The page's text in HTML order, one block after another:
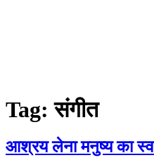
Tag:संगीत
आश्रय लेना मनुष्य का